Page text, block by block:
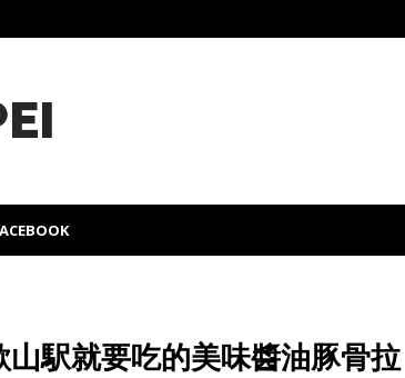
山駅就要吃的美味醬油豚骨拉